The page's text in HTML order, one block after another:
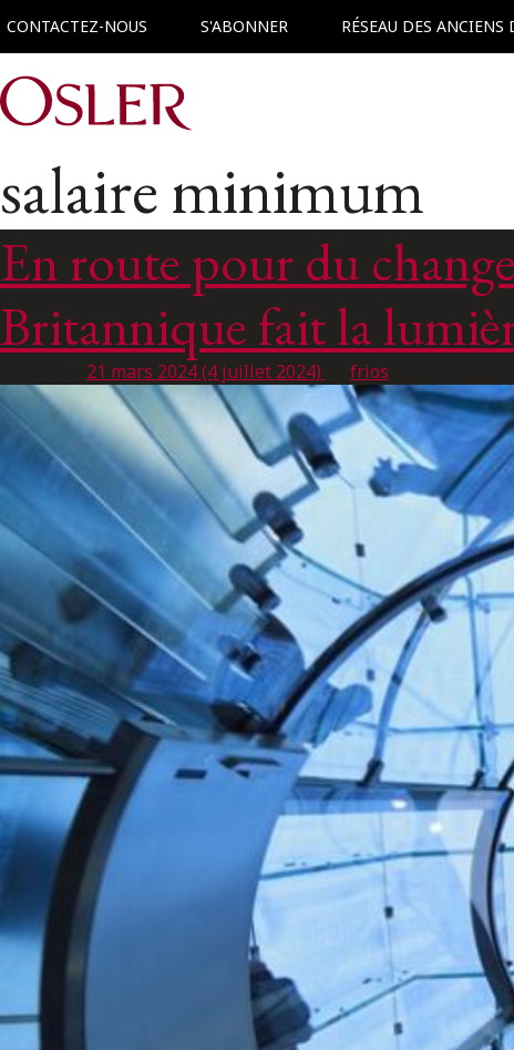
CONTACTEZ-NOUS S'ABONNER RÉSEAU DES ANCIENS
Main Navigation
salaire minimum
En route pour du
Britannique fait la
21 mars 2024(4 juillet 2024) frios